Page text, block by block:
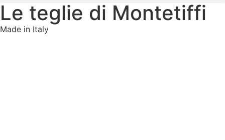
Le teglie di Montetiffi
Made in Italy